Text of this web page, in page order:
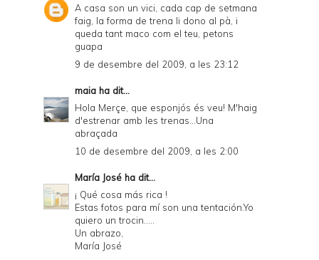
A casa son un vici, cada cap de setmana
faig, la forma de trena li dono al pà, i
queda tant maco com el teu, petons
guapa
9 de desembre del 2009, a les 23:12
maia ha dit...
Hola Merçe, que esponjós és veu! M'haig
d'estrenar amb les trenas...Una
abraçada
10 de desembre del 2009, a les 2:00
María José ha dit...
¡ Qué cosa más rica !
Estas fotos para mí son una tentación.Yo
quiero un trocin.....
Un abrazo,
María José